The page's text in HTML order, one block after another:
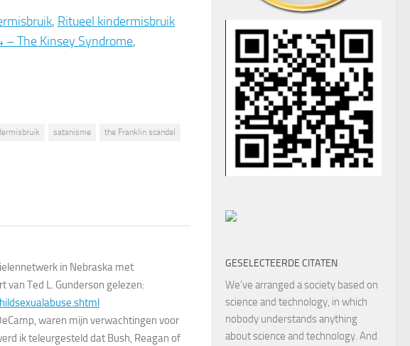
, Ritueel kindermisbruik
– The Kinsey Syndrome,
satanisme the Franklin scandal
in Nebraska met
Ted L. Gunderson gelezen:
waren mijn verwachtingen voor
ik teleurgesteld dat Bush, Reagan of
GESELECTEERDE CITATEN
We’ve arranged a society based on
science and technology, in which
nobody understands anything
about science and technology. And